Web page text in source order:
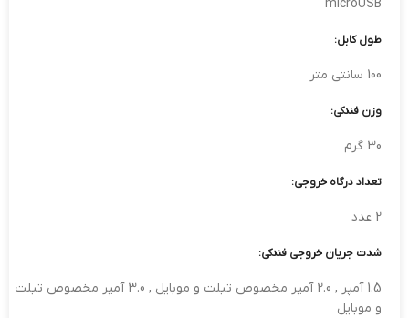
microUSB
طول کابل:
100 سانتی متر
وزن فندکی:
30 گرم
تعداد درگاه خروجی:
2 عدد
شدت جریان خروجی فندکی:
1.5 آمپر , 2.0 آمپر مخصوص تبلت و موبایل , 3.0 آمپر مخصوص تبلت
و موبایل